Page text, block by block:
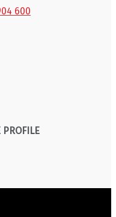
600
PROFILE